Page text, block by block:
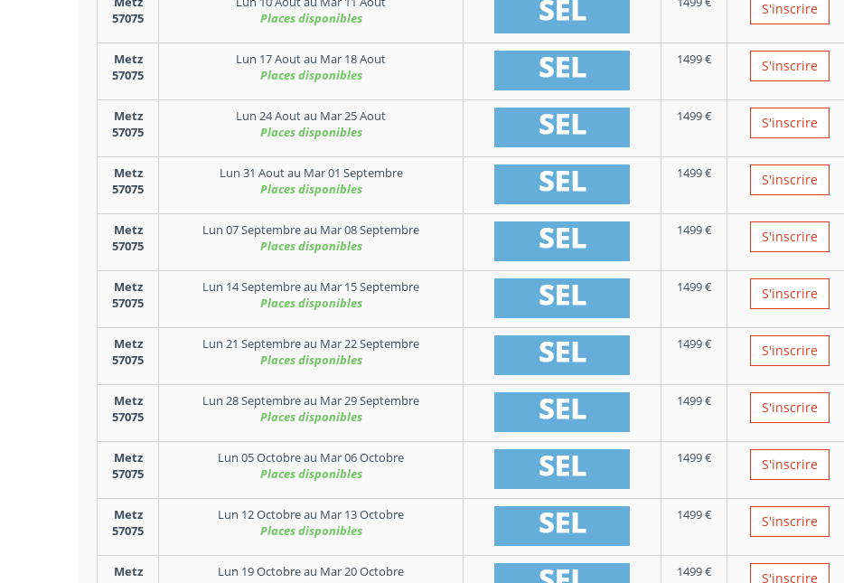
57075
Places disponibles
S'inscrire
Metz
57075
Lun 17 Aoutau Mar 18 Aout
Places disponibles
1499€ S'inscrire
Metz
57075
Lun 24 Aoutau Mar 25 Aout
Places disponibles
1499€ S'inscrire
Metz
57075
Lun 31 Aoutau Mar 01 Septembre
Places disponibles
1499€ S'inscrire
Metz
57075
Lun 07 Septembreau Mar 08 Septembre
Places disponibles
1499€ S'inscrire
Metz
57075
Lun 14 Septembreau Mar 15 Septembre
Places disponibles
1499€ S'inscrire
Metz
57075
Lun 21 Septembreau Mar 22 Septembre
Places disponibles
1499€ S'inscrire
Metz
57075
Lun 28 Septembreau Mar 29 Septembre
Places disponibles
1499€ S'inscrire
Metz
57075
Lun 05 Octobreau Mar 06 Octobre
Places disponibles
1499€ S'inscrire
Metz
57075
Lun 12 Octobreau Mar 13 Octobre
Places disponibles
1499€ S'inscrire
Metz
Lun 19 Octobreau Mar 20 Octobre
1499€ S'inscrire